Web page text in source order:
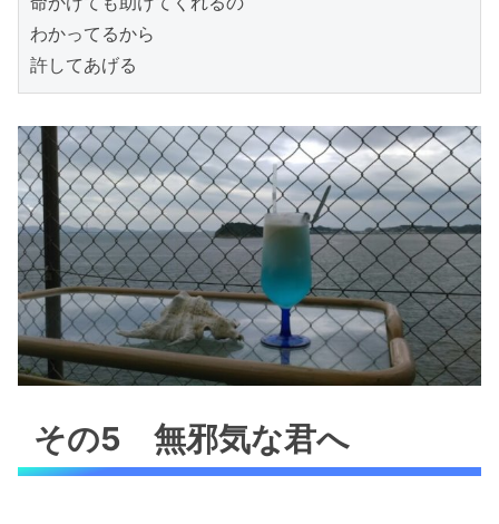
わかってるから
その5 無邪気な君へ